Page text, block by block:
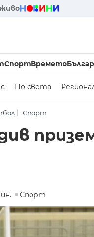
СпортВремето
По света
Спорт
Спорт